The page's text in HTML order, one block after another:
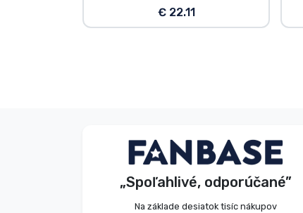
€ 22.11
„Spoľahlivé, odporúčané”
Na základe desiatok tisíc nákupov
S. Barbara Zákazník
2026. 08. 06.